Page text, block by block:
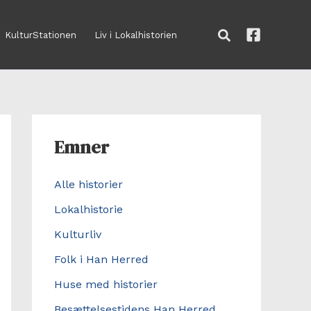
KulturStationen Liv i Lokalhistorien Søg
Emner
Alle historier
Lokalhistorie
Kulturliv
Folk i Han Herred
Huse med historier